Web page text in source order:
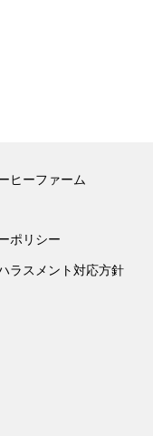
ヒーファーム
ポリシー
ラスメント対応方針